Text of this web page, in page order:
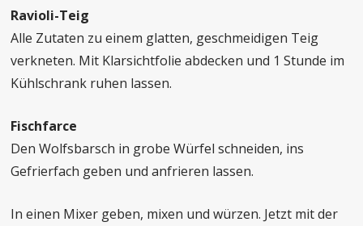
Ravioli-Teig
Alle Zutaten zu einem glatten, geschmeidigen Teig
verkneten. Mit Klarsichtfolie abdecken und 1 Stunde im
Kühlschrank ruhen lassen.
Fischfarce
Den Wolfsbarsch in grobe Würfel schneiden, ins
Gefrierfach geben und anfrieren lassen.
In einen Mixer geben, mixen und würzen. Jetzt mit der